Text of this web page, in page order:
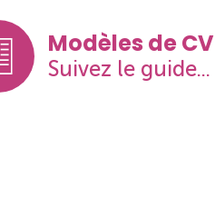
Modèles de CV
Suivez le guide...